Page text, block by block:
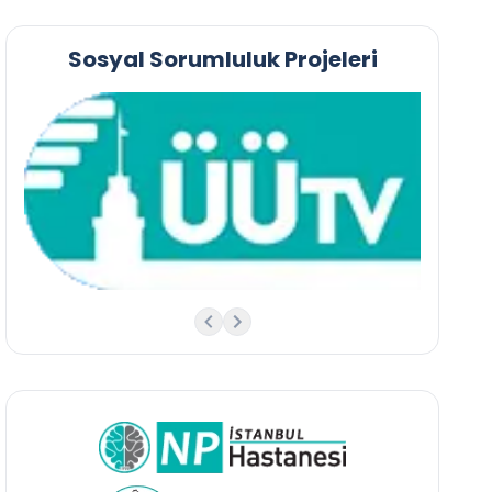
Sosyal Sorumluluk Projeleri